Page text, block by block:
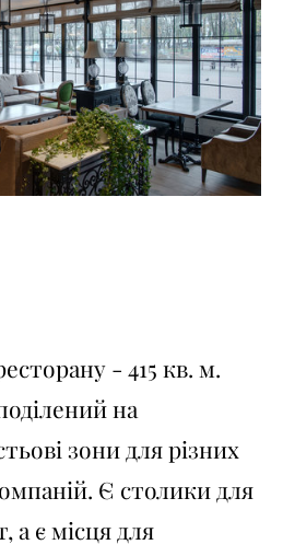
- 415 кв. м.
на
зони для різних
Є столики для
а є місця для